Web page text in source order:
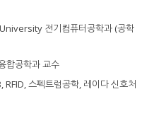
전기컴퓨터공학과 (공학
합공학과 교수
스펙트럼공학, 레이다 신호처